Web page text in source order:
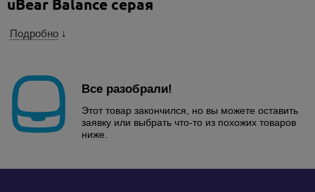
uBear Balance серая
Подробно ↓
Все разобрали!
Этот товар закончился, но вы можете оставить
заявку или выбрать что-то из похожих товаров
ниже.